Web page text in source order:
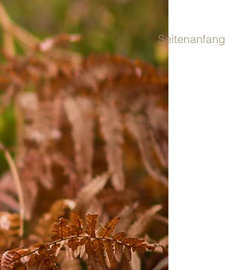
Seitenanfang